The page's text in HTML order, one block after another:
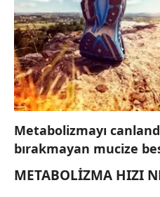
Metabolizmayı
bırakmayan mucize
METABOLİZMA HIZI